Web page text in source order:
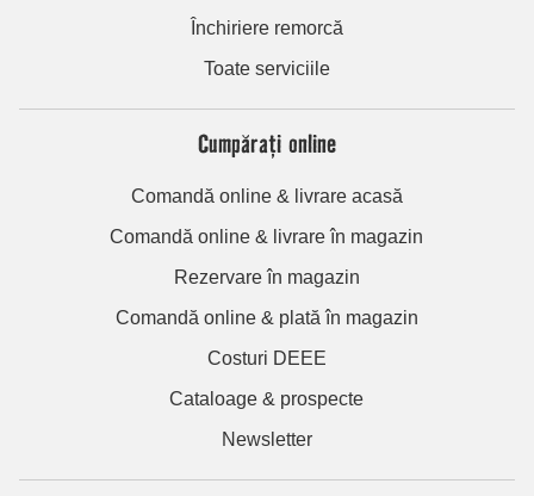
Închiriere remorcă
Toate serviciile
Cumpărați online
Comandă online & livrare acasă
Comandă online & livrare în magazin
Rezervare în magazin
Comandă online & plată în magazin
Costuri DEEE
Cataloage & prospecte
Newsletter